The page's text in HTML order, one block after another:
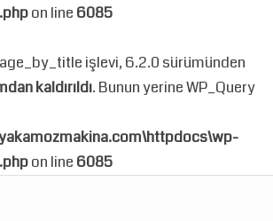
on line 6085
işlevi, 6.2.0 sürümünden
kaldırıldı. Bunun yerine WP_Query
on line 6085